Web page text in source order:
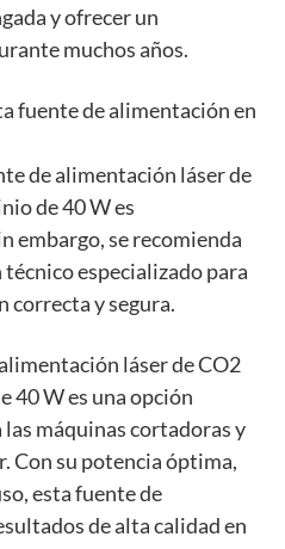
y ofrecer un
muchos años.
fuente de alimentación en
de alimentación láser de
de 40 W es
embargo, se recomienda
especializado para
correcta y segura.
láser de CO2
40 W es una opción
máquinas cortadoras y
Con su potencia óptima,
esta fuente de
de alta calidad en